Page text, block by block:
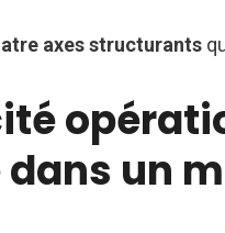
axes structurants
un